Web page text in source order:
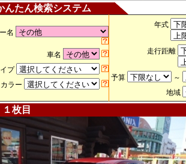
んたん検索システム
名
車名
プ
ラー
年式
走行距離
予算
～
地域
枚目